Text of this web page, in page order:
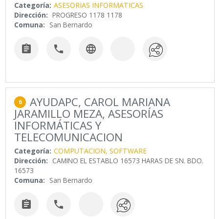
Categoría: ASESORIAS INFORMATICAS
Dirección: PROGRESO 1178 1178
Comuna: San Bernardo
  
6 AYUDAPC, CAROL MARIANA
JARAMILLO MEZA, ASESORÍAS
INFORMÁTICAS Y
TELECOMUNICACION
Categoría: COMPUTACION, SOFTWARE
Dirección: CAMINO EL ESTABLO 16573 HARAS DE SN. BDO.
16573
Comuna: San Bernardo
 